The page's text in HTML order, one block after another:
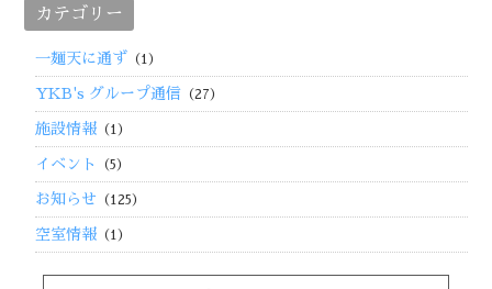
カテゴリー
一麺天に通ず （1）
YKB's グループ通信 （27）
施設情報（1）
イベント （5）
お知らせ （125）
空室情報（1）